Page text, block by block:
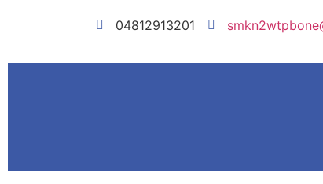
04812913201